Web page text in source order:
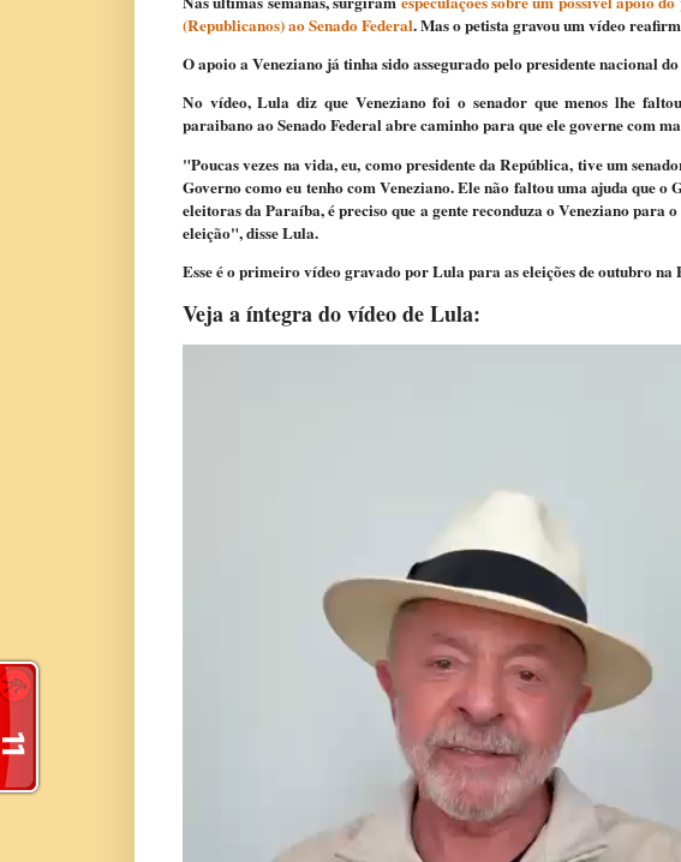
(Republicanos) ao Senado Federal. Mas o petista gravou um vídeo
O apoio a Veneziano já tinha sido assegurado pelo presidente nacional
No vídeo, Lula diz que Veneziano foi o senador que menos lhe
paraibano ao Senado Federal abre caminho para que ele governe com
"Poucas vezes na vida, eu, como presidente da República, tive um
Governo como eu tenho com Veneziano. Ele não faltou uma ajuda que
eleitoras da Paraíba, é preciso que a gente reconduza o Veneziano para
eleição", disse Lula.
Esse é o primeiro vídeo gravado por Lula para as eleições de outubro na
Veja a íntegra do vídeo de Lula: